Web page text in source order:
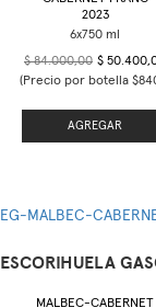
2023
$ 84.000,00 $
(Precio por botella
AGREGAR
ESCORIHUELA
MALBEC-CABERNET